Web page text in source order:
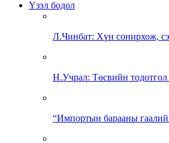
Үзэл бодол
Л.Чинбат: Хүн сонирхож,
Н.Учрал: Төсвийн тодотгол
“Импортын барааны